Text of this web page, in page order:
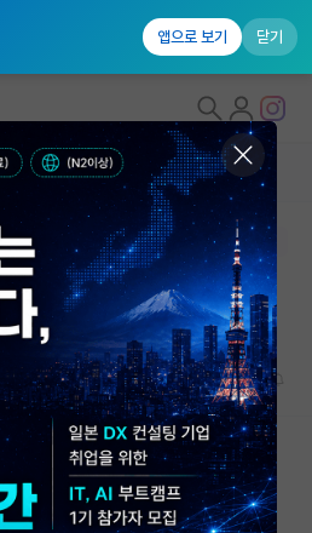
앱으로 보기 닫기
다.
전임(강의)교원 신규채용 공고